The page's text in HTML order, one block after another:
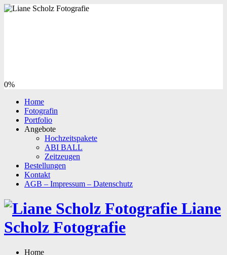
0%
Home
Fotografin
Portfolio
Angebote
Hochzeitspakete
ABI BALL
Zeitzeugen
Bestellungen
Kontakt
AGB – Impressum – Datenschutz
Liane
Scholz Fotografie
Skip
Home